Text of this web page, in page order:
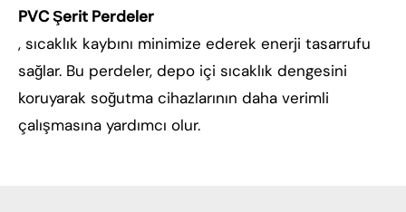
PVC Şerit Perdeler
, sıcaklık kaybını minimize ederek enerji tasarrufu
sağlar. Bu perdeler, depo içi sıcaklık dengesini
koruyarak soğutma cihazlarının daha verimli
çalışmasına yardımcı olur.